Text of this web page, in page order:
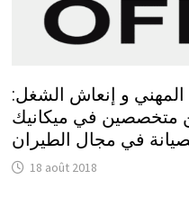
المهني و إنعاش الشغل:
متخصصين في ميكانيك
في مجال الطيران
18 août 2018